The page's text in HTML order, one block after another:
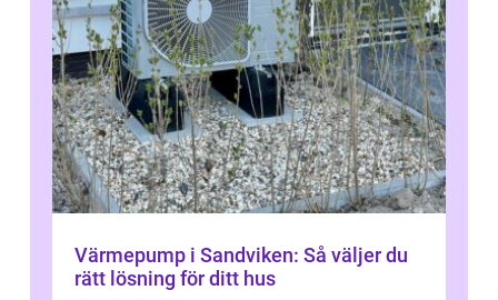
Värmepump i Sandviken: Så väljer du
rätt lösning för ditt hus